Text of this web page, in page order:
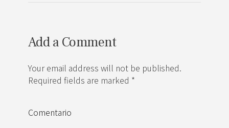
Add a Comment
Your email address will not be published.
Required fields are marked *
Comentario